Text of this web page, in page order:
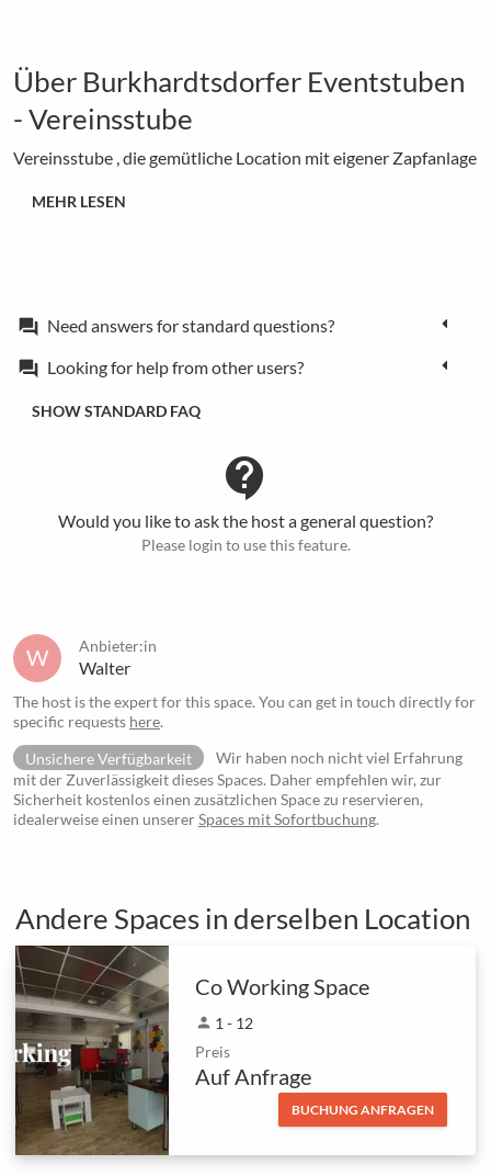
Über Burkhardtsdorfer Eventstuben
- Vereinsstube
Vereinsstube , die gemütliche Location mit eigener Zapfanlage
MEHR LESEN
forum Need answers for standard questions?
forum Looking for help from other users?
SHOW STANDARD FAQ
contact_support
Would you like to ask the host a general question?
Please login to use this feature.
W Anbieter:in
Walter
The host is the expert for this space. You can get in touch directly for
specific requests here.
Unsichere Verfügbarkeit
Wir haben noch nicht viel Erfahrung
mit der Zuverlässigkeit dieses Spaces. Daher empfehlen wir, zur
Sicherheit kostenlos einen zusätzlichen Space zu reservieren,
idealerweise einen unsererSpaces mit Sofortbuchung.
Andere Spaces in derselben Location
Co Working Space
person 1 - 12
Preis
Auf Anfrage
BUCHUNG ANFRAGEN